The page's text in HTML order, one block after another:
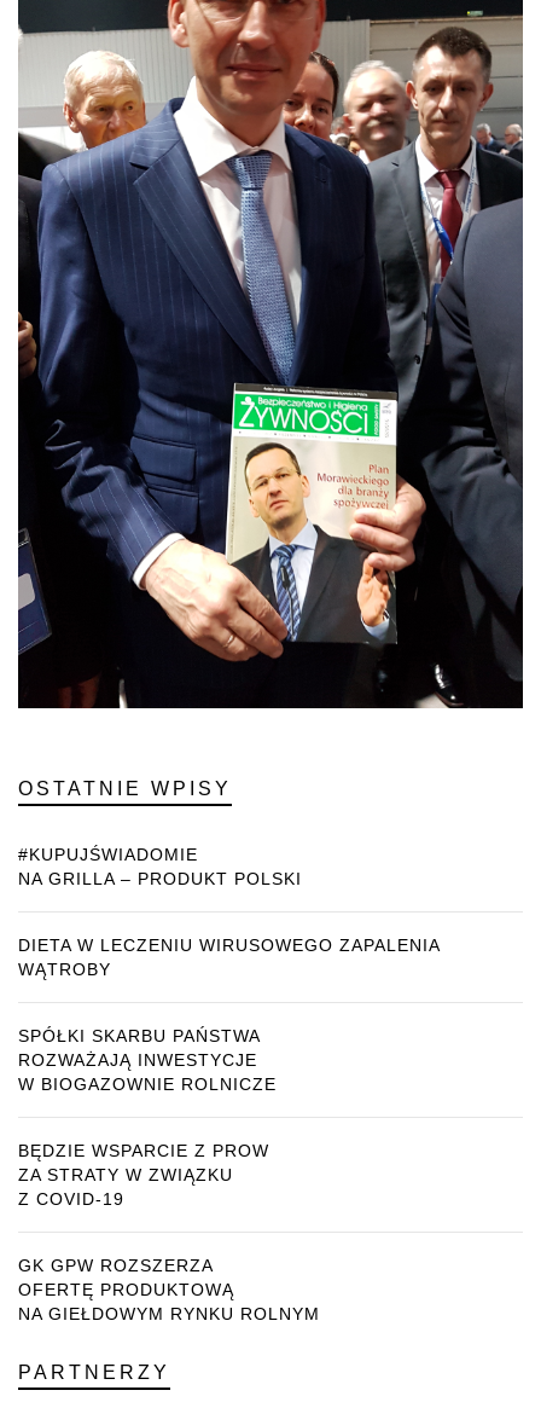
OSTATNIE WPISY
#KUPUJŚWIADOMIE
NA GRILLA – PRODUKT POLSKI
DIETA W LECZENIU WIRUSOWEGO ZAPALENIA
WĄTROBY
SPÓŁKI SKARBU PAŃSTWA
ROZWAŻAJĄ INWESTYCJE
W BIOGAZOWNIE ROLNICZE
BĘDZIE WSPARCIE Z PROW
ZA STRATY W ZWIĄZKU
Z COVID-19
GK GPW ROZSZERZA
OFERTĘ PRODUKTOWĄ
NA GIEŁDOWYM RYNKU ROLNYM
PARTNERZY